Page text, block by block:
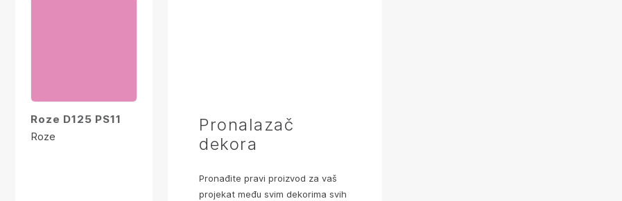
Roze D125 PS11
Roze
Pronalazač
dekora
Pronađite pravi proizvod za vaš
projekat među svim dekorima svih